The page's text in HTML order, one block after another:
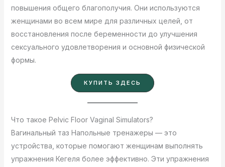
повышения общего благополучия. Они используются
женщинами во всем мире для различных целей, от
восстановления после беременности до улучшения
сексуального удовлетворения и основной физической
формы.
КУПИТЬ ЗДЕСЬ
Что такое Pelvic Floor Vaginal Simulators?
Вагинальный таз Напольные тренажеры — это
устройства, которые помогают женщинам выполнять
упражнения Кегеля более эффективно. Эти упражнения